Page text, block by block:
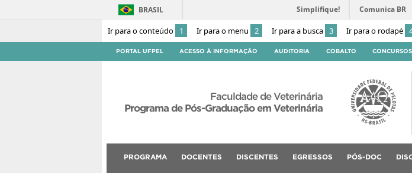
Ir para o conteúdo 1 Ir para o menu 2 Ir para a busca 3 Ir para o rodapé
BRASIL Simplifique! Comunica BR
PORTAL UFPEL ACESSO À INFORMAÇÃO AUDITORIA COBALTO CONCURSOS
Faculdade de Veterinária
Programa de Pós-Graduação em Veterinária
PROGRAMA DOCENTES DISCENTES EGRESSOS PÓS-DOC